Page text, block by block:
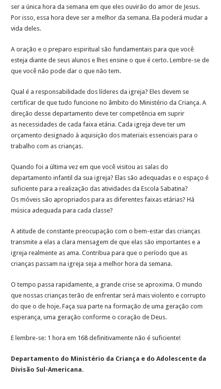
ser a única hora da semana em que eles ouvirão do amor de Jesus.
Por isso, essa hora deve ser a melhor da semana. Ela poderá mudar a
vida deles.
A oração e o preparo espiritual são fundamentais para que você
esteja diante de seus alunos e lhes ensine o que é certo. Lembre-se de
que você não pode dar o que não tem.
Qual é a responsabilidade dos líderes da igreja? Eles devem se
certificar de que tudo funcione no âmbito do Ministério da Criança. A
direção desse departamento deve ter competência em suprir
as necessidades de cada faixa etária. Cada igreja deve ter um
orçamento designado à aquisição dos materiais essenciais para o
trabalho com as crianças.
Quando foi a última vez em que você visitou as salas do
departamento infantil da sua igreja? Elas são adequadas e o espaço é
suficiente para a realização das atividades da Escola Sabatina?
Os móveis são apropriados para as diferentes faixas etárias? Há
música adequada para cada classe?
A atitude de constante preocupação com o bem-estar das crianças
transmite a elas a clara mensagem de que elas são importantes e a
igreja realmente as ama. Contribua para que o período que as
crianças passam na igreja seja a melhor hora da semana.
O tempo passa rapidamente, a grande crise se aproxima. O mundo
que nossas crianças terão de enfrentar será mais violento e corrupto
do que o de hoje. Faça sua parte na formação de uma geração com
esperança, uma geração conforme o coração de Deus.
E lembre-se: 1 hora em 168 definitivamente não é suficiente!
Departamento do Ministério da Criança e do Adolescente da
Divisão Sul-Americana.